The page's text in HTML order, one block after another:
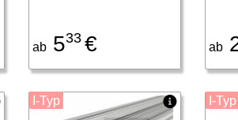
ab533 € ab
I-Typ I-Typ